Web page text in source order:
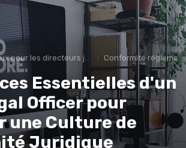
pour les directeurs juridiques Conformité
Essentielles d'un
Officer pour
une Culture de
Juridique